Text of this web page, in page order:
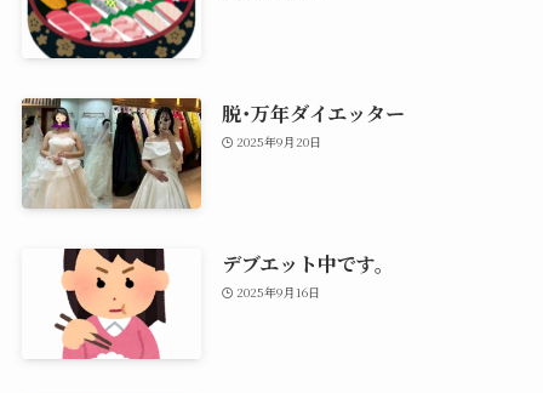
脱･万年ダイエッター
2025年9月20日
デブエット中です。
2025年9月16日